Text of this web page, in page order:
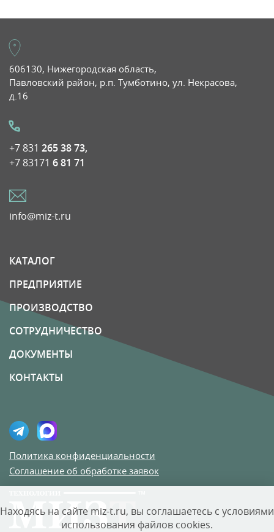
606130, Нижегородская область,
Павловский район, р.п. Тумботино, ул. Некрасова,
д.16
+7 831 265 38 73,
+7 83171 6 81 71
info@miz-t.ru
КАТАЛОГ
ПРЕДПРИЯТИЕ
ПРОИЗВОДСТВО
СОТРУДНИЧЕСТВО
ДОКУМЕНТЫ
КОНТАКТЫ
Политика конфиденциальности
Соглашение об обработке заявок
Находясь на сайте miz-t.ru, вы соглашаетесь с условиями
использования файлов cookies.